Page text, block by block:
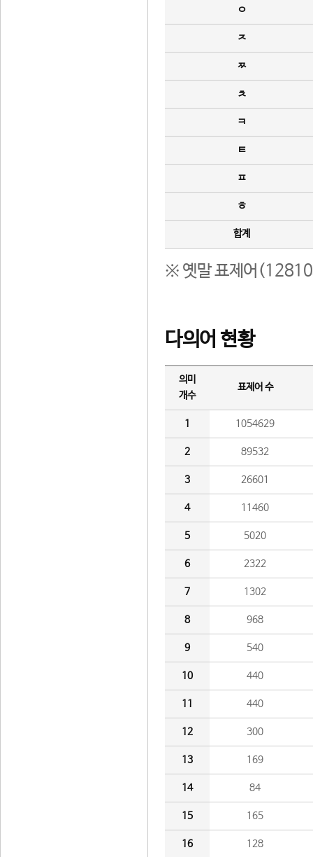
ㅇ
ㅈ
ㅉ
ㅊ
ㅋ
ㅌ
ㅍ
ㅎ
합계
※ 옛말 표제어(12810
다의어 현황
의미
개수
표제어 수
1 1054629
2 89532
3 26601
4 11460
5 5020
6 2322
7 1302
8 968
9 540
10 440
11 440
12 300
13 169
14 84
15 165
16 128